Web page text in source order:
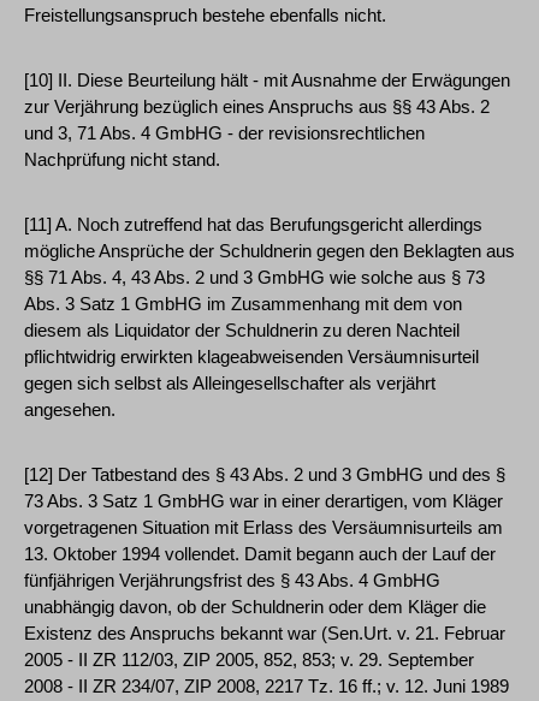
Freistellungsanspruch bestehe ebenfalls nicht.
[10] II. Diese Beurteilung hält - mit Ausnahme der Erwägungen
zur Verjährung bezüglich eines Anspruchs aus §§ 43 Abs. 2
und 3, 71 Abs. 4 GmbHG - der revisionsrechtlichen
Nachprüfung nicht stand.
[11] A. Noch zutreffend hat das Berufungsgericht allerdings
mögliche Ansprüche der Schuldnerin gegen den Beklagten aus
§§ 71 Abs. 4, 43 Abs. 2 und 3 GmbHG wie solche aus § 73
Abs. 3 Satz 1 GmbHG im Zusammenhang mit dem von
diesem als Liquidator der Schuldnerin zu deren Nachteil
pflichtwidrig erwirkten klageabweisenden Versäumnisurteil
gegen sich selbst als Alleingesellschafter als verjährt
angesehen.
[12] Der Tatbestand des § 43 Abs. 2 und 3 GmbHG und des §
73 Abs. 3 Satz 1 GmbHG war in einer derartigen, vom Kläger
vorgetragenen Situation mit Erlass des Versäumnisurteils am
13. Oktober 1994 vollendet. Damit begann auch der Lauf der
fünfjährigen Verjährungsfrist des § 43 Abs. 4 GmbHG
unabhängig davon, ob der Schuldnerin oder dem Kläger die
Existenz des Anspruchs bekannt war (Sen.Urt. v. 21. Februar
2005 - II ZR 112/03, ZIP 2005, 852, 853; v. 29. September
2008 - II ZR 234/07, ZIP 2008, 2217 Tz. 16 ff.; v. 12. Juni 1989